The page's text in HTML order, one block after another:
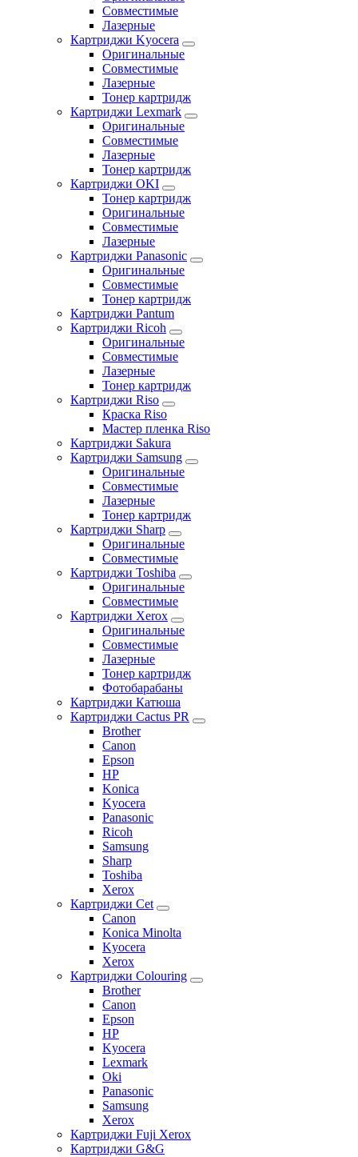
Совместимые
Лазерные
Картриджи Kyocera
Оригинальные
Совместимые
Лазерные
Тонер картридж
Картриджи Lexmark
Оригинальные
Совместимые
Лазерные
Тонер картридж
Картриджи OKI
Тонер картридж
Оригинальные
Совместимые
Лазерные
Картриджи Panasonic
Оригинальные
Совместимые
Тонер картридж
Картриджи Pantum
Картриджи Ricoh
Оригинальные
Совместимые
Лазерные
Тонер картридж
Картриджи Riso
Краска Riso
Мастер пленка Riso
Картриджи Sakura
Картриджи Samsung
Оригинальные
Совместимые
Лазерные
Тонер картридж
Картриджи Sharp
Оригинальные
Совместимые
Картриджи Toshiba
Оригинальные
Совместимые
Картриджи Xerox
Оригинальные
Совместимые
Лазерные
Тонер картридж
Фотобарабаны
Картриджи Катюша
Картриджи Cactus PR
Brother
Canon
Epson
HP
Konica
Kyocera
Panasonic
Ricoh
Samsung
Sharp
Toshiba
Xerox
Картриджи Cet
Canon
Konica Minolta
Kyocera
Xerox
Картриджи Colouring
Brother
Canon
Epson
HP
Kyocera
Lexmark
Oki
Panasonic
Samsung
Xerox
Картриджи Fuji Xerox
Картриджи G&G